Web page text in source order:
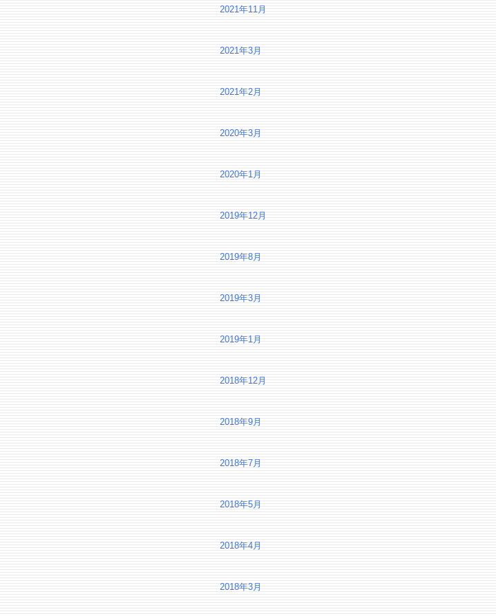
2021年11月
2021年3月
2021年2月
2020年3月
2020年1月
2019年12月
2019年8月
2019年3月
2019年1月
2018年12月
2018年9月
2018年7月
2018年5月
2018年4月
2018年3月